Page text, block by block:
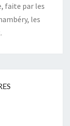
faite par les
les